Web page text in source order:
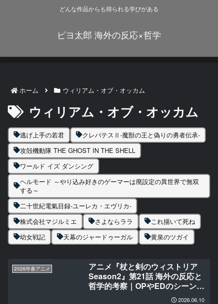
どんな作品からも得られる学びがある
ピヨ太郎 海外の反応×哲学
ホーム ウィリアム・オブ・オッカム
ウィリアム・オブ・オッカム
逃げ上手の若君
クレバテスⅡ-魔獣の王と偽りの勇者伝承-
攻殻機動隊 THE GHOST IN THE SHELL
ワールド イズ ダンシング
ヘルモード ～やり込み好きのゲーマーは廃設定の異世界で無双
する～
二十世紀電氣目録-ユーレカ・エヴリカ-
株式会社マジルミエ
さよならララ
これ描いて死ね
幼女戦記
天幕のジャードゥーガル 黄泉のツガイ
2026年春アニメ
アニメ『杖と剣のウィストリア
Season2』第21話 海外の反応と
哲学的考察｜OPやEDのシーンの
意味が分かってくる瞬間が好きだ
2026.06.10